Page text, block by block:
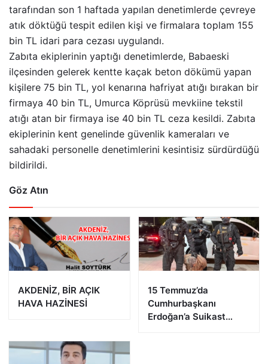
tarafından son 1 haftada yapılan denetimlerde çevreye
atık döktüğü tespit edilen kişi ve firmalara toplam 155
bin TL idari para cezası uygulandı.
Zabıta ekiplerinin yaptığı denetimlerde, Babaeski
ilçesinden gelerek kentte kaçak beton dökümü yapan
kişilere 75 bin TL, yol kenarına hafriyat atığı bırakan bir
firmaya 40 bin TL, Umurca Köprüsü mevkiine tekstil
atığı atan bir firmaya ise 40 bin TL ceza kesildi. Zabıta
ekiplerinin kent genelinde güvenlik kameraları ve
sahadaki personelle denetimlerini kesintisiz sürdürdüğü
bildirildi.
Göz Atın
AKDENİZ, BİR AÇIK
HAVA HAZİNESİ
15 Temmuz’da
Cumhurbaşkanı
Erdoğan’a Suikast